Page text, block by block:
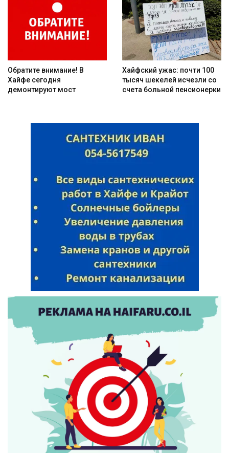
Обратите внимание! В
Хайфе сегодня
демонтируют мост
Хайфский ужас: почти 100
тысяч шекелей исчезли со
счета больной пенсионерки